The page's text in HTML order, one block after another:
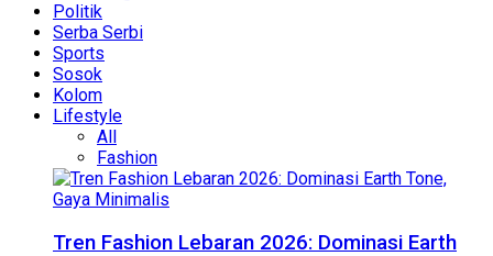
Politik
Serba Serbi
Sports
Sosok
Kolom
Lifestyle
All
Fashion
Tren Fashion Lebaran 2026: Dominasi Earth